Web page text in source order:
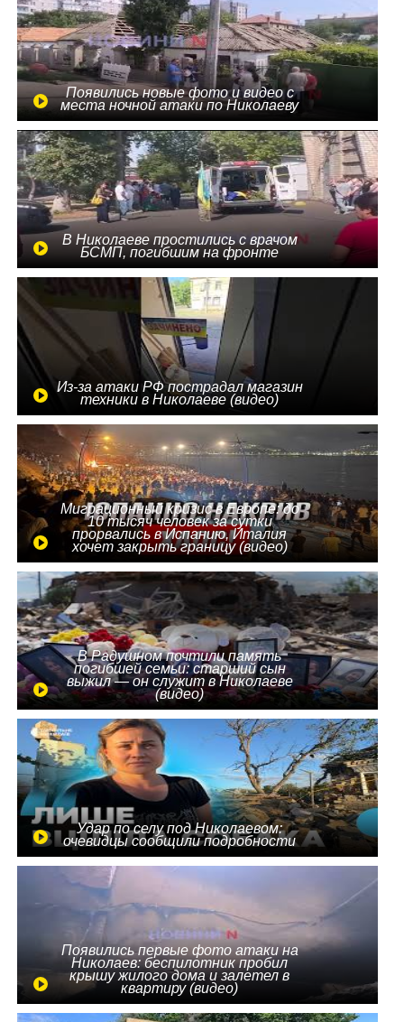
Появились новые фото и видео с
места ночной атаки по Николаеву
В Николаеве простились с врачом
БСМП, погибшим на фронте
Из-за атаки РФ пострадал магазин
техники в Николаеве (видео)
Миграционный кризис в Европе: до
10 тысяч человек за сутки
прорвались в Испанию, Италия
хочет закрыть границу (видео)
В Радушном почтили память
погибшей семьи: старший сын
выжил — он служит в Николаеве
(видео)
Удар по селу под Николаевом:
очевидцы сообщили подробности
Появились первые фото атаки на
Николаев: беспилотник пробил
крышу жилого дома и залетел в
квартиру (видео)